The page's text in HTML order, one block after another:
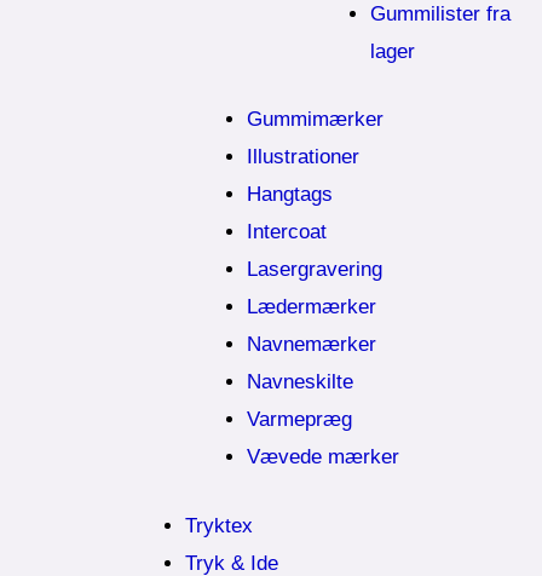
Gummilister fra
lager
Gummimærker
Illustrationer
Hangtags
Intercoat
Lasergravering
Lædermærker
Navnemærker
Navneskilte
Varmepræg
Vævede mærker
Tryktex
Tryk & Ide